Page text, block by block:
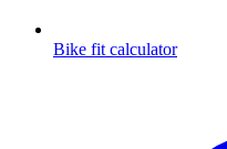
Bike fit calculator